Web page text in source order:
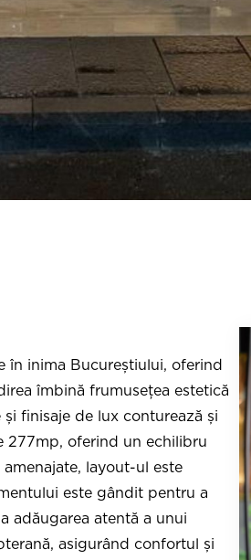
în inima Bucureștiului, oferind
îmbină frumusețea estetică
finisaje de lux conturează și
277mp, oferind un echilibru
layout-ul este
este gândit pentru a
adăugarea atentă a unui
asigurând confortul și